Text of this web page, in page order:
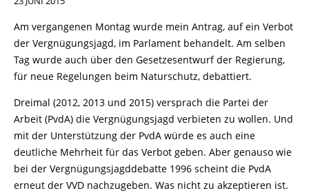
Am vergangenen Montag wurde mein Antrag, auf ein Verbot
der Vergnügungsjagd, im Parlament behandelt. Am selben
Tag wurde auch über den Gesetzesentwurf der Regierung,
für neue Regelungen beim Naturschutz, debattiert.
Dreimal (2012, 2013 und 2015) versprach die Partei der
Arbeit (PvdA) die Vergnügungsjagd verbieten zu wollen. Und
mit der Unterstützung der PvdA würde es auch eine
deutliche Mehrheit für das Verbot geben. Aber genauso wie
bei der Vergnügungsjagddebatte 1996 scheint die PvdA
erneut der VVD nachzugeben. Was nicht zu akzeptieren ist.